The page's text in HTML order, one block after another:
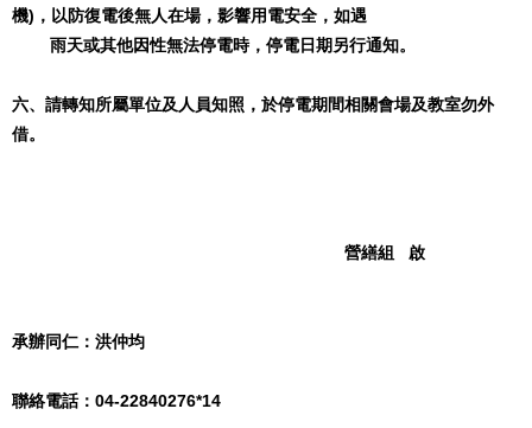
機)，以防復電後無人在場，影響用電安全，如遇
雨天或其他因性無法停電時，停電日期另行通知。
六、請轉知所屬單位及人員知照，於停電期間相關會場及教室勿外
借。
營繕組 啟
承辦同仁：洪仲均
聯絡電話：04-22840276*14